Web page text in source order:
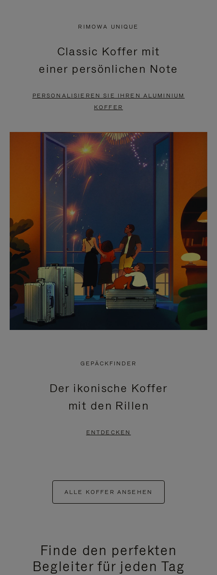
PAUSIERT,
BITTE
DRÜCKEN
ANZUHALTEN
KLICKEN
SIE
ZUM
AUFHEBEN
STUMMSCHALTUNG
RIMOWA UNIQUE
Classic Koffer mit
einer persönlichen Note
PERSONALISIEREN SIE IHREN ALUMINIUM
KOFFER
GEPÄCKFINDER
Der ikonische Koffer
mit den Rillen
ENTDECKEN
ALLE KOFFER ANSEHEN
Finde den perfekten
Begleiter für jeden Tag